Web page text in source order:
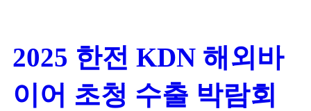
2025 한전 KDN 해외바
이어 초청 수출 박람회